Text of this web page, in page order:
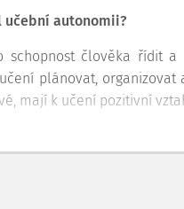
učební autonomii?
schopnost člověka řídit a
plánovat,
mají k učení pozitivní